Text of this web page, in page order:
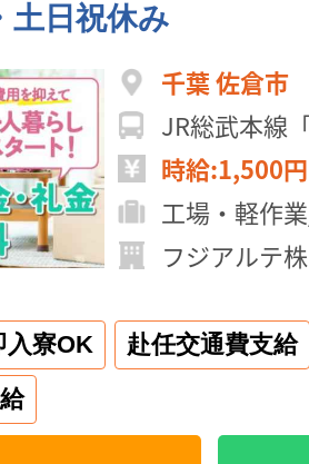
土日祝休み
千葉 佐倉市
時給:1,500
工場・軽作
フジアルテ
入寮OK
赴任交通費支給